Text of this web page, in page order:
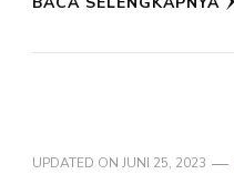
UPDATED ON JUNI 25, 2023